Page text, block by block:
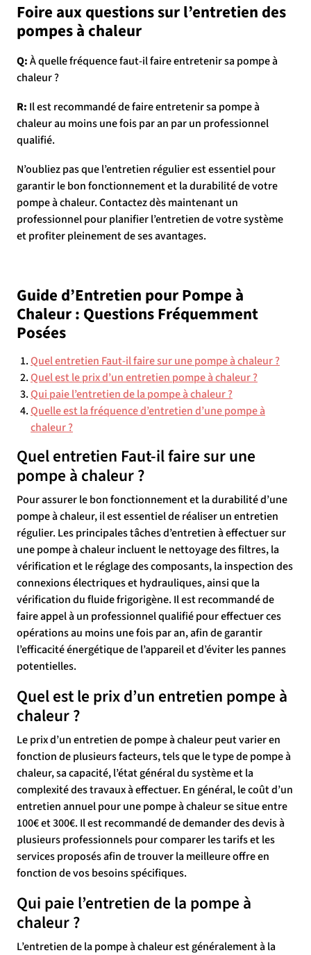
Foire aux questions sur l’entretien des
pompes à chaleur
Q:À quelle fréquence faut-il faire entretenir sa pompe à
chaleur ?
R: Il est recommandé de faire entretenir sa pompe à
chaleur au moins une fois par an par un professionnel
qualifié.
N’oubliez pas que l’entretien régulier est essentiel pour
garantir le bon fonctionnement et la durabilité de votre
pompe à chaleur. Contactez dès maintenant un
professionnel pour planifier l’entretien de votre système
et profiter pleinement de ses avantages.
Guide d’Entretien pour Pompe à
Chaleur : Questions Fréquemment
Posées
Quel entretien Faut-il faire sur une pompe à chaleur ?
Quel est le prix d’un entretien pompe à chaleur ?
Qui paie l’entretien de la pompe à chaleur ?
Quelle est la fréquence d’entretien d’une pompe à
chaleur ?
Quel entretien Faut-il faire sur une
pompe à chaleur ?
Pour assurer le bon fonctionnement et la durabilité d’une
pompe à chaleur, il est essentiel de réaliser un entretien
régulier. Les principales tâches d’entretien à effectuer sur
une pompe à chaleur incluent le nettoyage des filtres, la
vérification et le réglage des composants, la inspection des
connexions électriques et hydrauliques, ainsi que la
vérification du fluide frigorigène. Il est recommandé de
faire appel à un professionnel qualifié pour effectuer ces
opérations au moins une fois par an, afin de garantir
l’efficacité énergétique de l’appareil et d’éviter les pannes
potentielles.
Quel est le prix d’un entretien pompe à
chaleur ?
Le prix d’un entretien de pompe à chaleur peut varier en
fonction de plusieurs facteurs, tels que le type de pompe à
chaleur, sa capacité, l’état général du système et la
complexité des travaux à effectuer. En général, le coût d’un
entretien annuel pour une pompe à chaleur se situe entre
100€ et 300€. Il est recommandé de demander des devis à
plusieurs professionnels pour comparer les tarifs et les
services proposés afin de trouver la meilleure offre en
fonction de vos besoins spécifiques.
Qui paie l’entretien de la pompe à
chaleur ?
L’entretien de la pompe à chaleur est généralement à la